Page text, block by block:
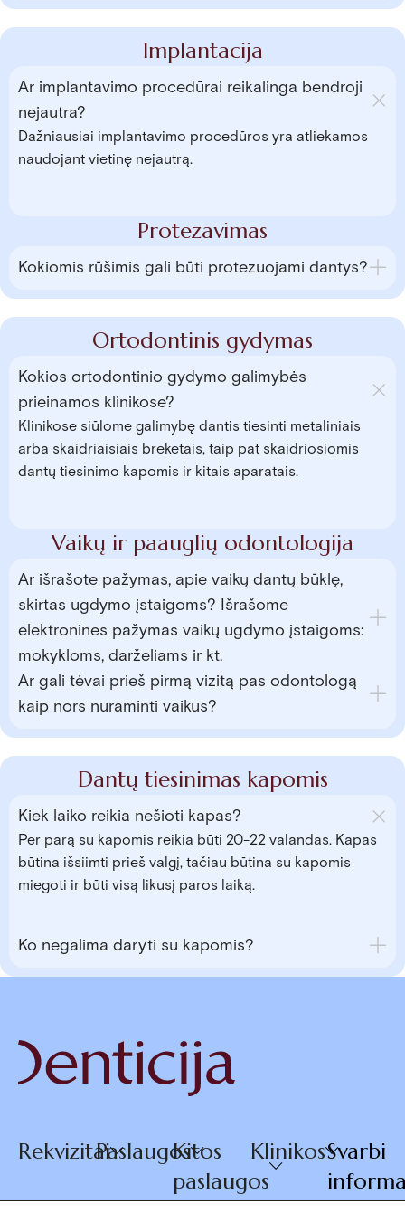
Implantacija
Ar implantavimo procedūrai reikalinga bendroji
nejautra?
Dažniausiai implantavimo procedūros yra atliekamos
naudojant vietinę nejautrą.
Protezavimas
Kokiomis rūšimis gali būti protezuojami dantys?
Ortodontinis gydymas
Kokios ortodontinio gydymo galimybės
prieinamos klinikose?
Klinikose siūlome galimybę dantis tiesinti metaliniais
arba skaidriaisiais breketais, taip pat skaidriosiomis
dantų tiesinimo kapomis ir kitais aparatais.
Vaikų ir paauglių odontologija
Ar išrašote pažymas, apie vaikų dantų būklę,
skirtas ugdymo įstaigoms? Išrašome
elektronines pažymas vaikų ugdymo įstaigoms:
mokykloms, darželiams ir kt.
Ar gali tėvai prieš pirmą vizitą pas odontologą
kaip nors nuraminti vaikus?
Dantų tiesinimas kapomis
Kiek laiko reikia nešioti kapas?
Per parą su kapomis reikia būti 20-22 valandas. Kapas
būtina išsiimti prieš valgį, tačiau būtina su kapomis
miegoti ir būti visą likusį paros laiką.
Ko negalima daryti su kapomis?
RekvizitaiPaslaugosKitos
paslaugos
KlinikosSvarbi